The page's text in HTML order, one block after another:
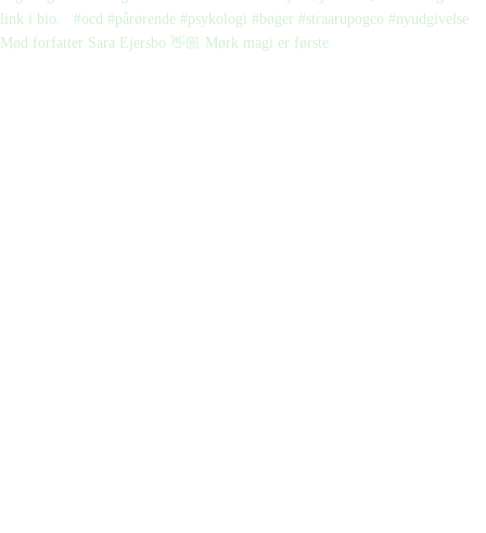
Mød forfatter Sara Ejersbo 👋🏼 Mørk magi er første